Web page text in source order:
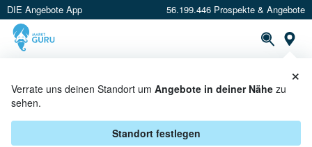
DIE Angebote App 56.199.446 Prospekte & Angebote
Verrate uns deinen Standort um Angebote in deiner Nähe zu
sehen.
Standort festlegen
×
ASBACH BEI E CENTER -
ANGEBOTE & AKTIONEN